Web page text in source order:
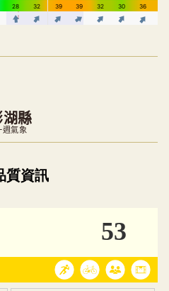
湖縣
週氣象
視覺預覽，完整即時空